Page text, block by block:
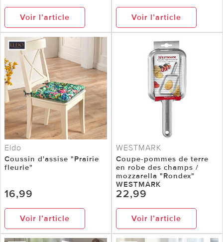
Voir l’article Voir l’article
Eldo
Coussin d'assise "Prairie
fleurie"
16,99
Voir l’article
WESTMARK
Coupe-pommes de terre
en robe des champs /
mozzarella "Rondex"
WESTMARK
22,99
Voir l’article